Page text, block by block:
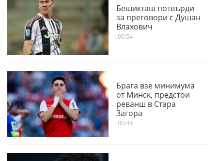
Бешикташ потвърди
за преговори с Душан
Влахович
00:54
Брага взе минимума
от Минск, предстои
реванш в Стара
Загора
00:49